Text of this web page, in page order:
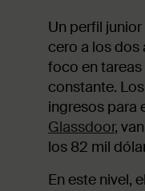
Un perfil
cero a los dos
foco en
constante.
ingresos para
Glassdoor,
los 82 mil
En este nivel,